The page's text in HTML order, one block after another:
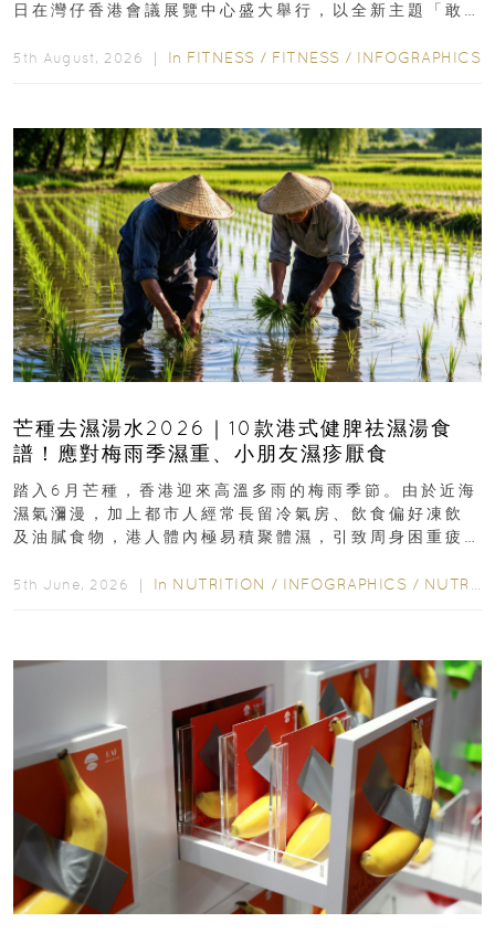
日在灣仔香港會議展覽中心盛大舉行，以全新主題「敢
5th August, 2026 ｜ In FITNESS / FITNESS / INFOGRAPHICS
芒種去濕湯水2026｜10款港式健脾祛濕湯食
譜！應對梅雨季濕重、小朋友濕疹厭食
踏入6月芒種，香港迎來高溫多雨的梅雨季節。由於近海
濕氣瀰漫，加上都市人經常長留冷氣房、飲食偏好凍飲
及油膩食物，港人體內極易積聚體濕，引致周身困重疲
狀...
5th June, 2026 ｜ In NUTRITION / INFOGRAPHICS / NUTRITION